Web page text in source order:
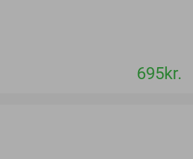
695kr.